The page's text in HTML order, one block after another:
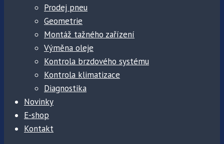
Prodej pneu
Geometrie
Montáž tažného zařízení
Výměna oleje
Kontrola brzdového systému
Kontrola klimatizace
Diagnostika
Novinky
E-shop
Kontakt